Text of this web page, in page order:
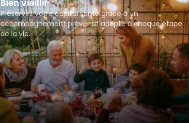
Bien vieillir
Préservez votre capital santé grâce à un
accompagnement préventif adapté à chaque étape
de la vie.